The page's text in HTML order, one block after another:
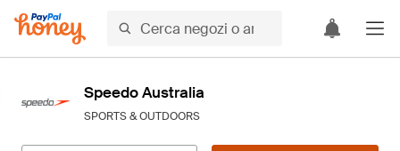
Speedo Australia
SPORTS & OUTDOORS